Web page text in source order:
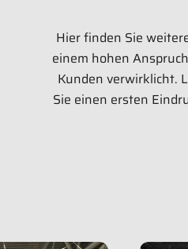
Hier finden Sie
einem hohen
Kunden verwirklicht.
Sie einen ersten